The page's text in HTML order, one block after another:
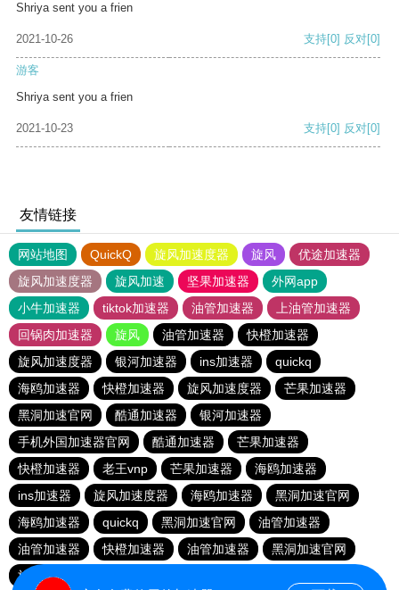
Shriya sent you a frien
2021-10-26 支持[0] 反对[0]
游客
Shriya sent you a frien
2021-10-23 支持[0] 反对[0]
友情链接
网站地图 QuickQ 旋风加速度器 旋风
优途加速器
旋风加速度器
旋风加速 坚果加速器
外网app
小牛加速器
tiktok加速器 油管加速器
上油管加速器
回锅肉加速器
旋风 油管加速器
快橙加速器
旋风加速度器
银河加速器 ins加速器
quickq
海鸥加速器
快橙加速器 旋风加速度器
芒果加速器
黑洞加速官网
酷通加速器
银河加速器
手机外国加速器官网
酷通加速器
芒果加速器
快橙加速器
老王vnp 芒果加速器
海鸥加速器
ins加速器
旋风加速度器 海鸥加速器
黑洞加速官网
海鸥加速器
quickq 黑洞加速官网
油管加速器
油管加速器
快橙加速器 油管加速器
黑洞加速官网
旋风加速度器